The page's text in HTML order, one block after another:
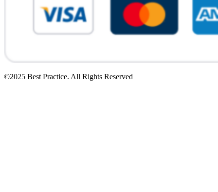
©2025 Best Practice. All Rights Reserved